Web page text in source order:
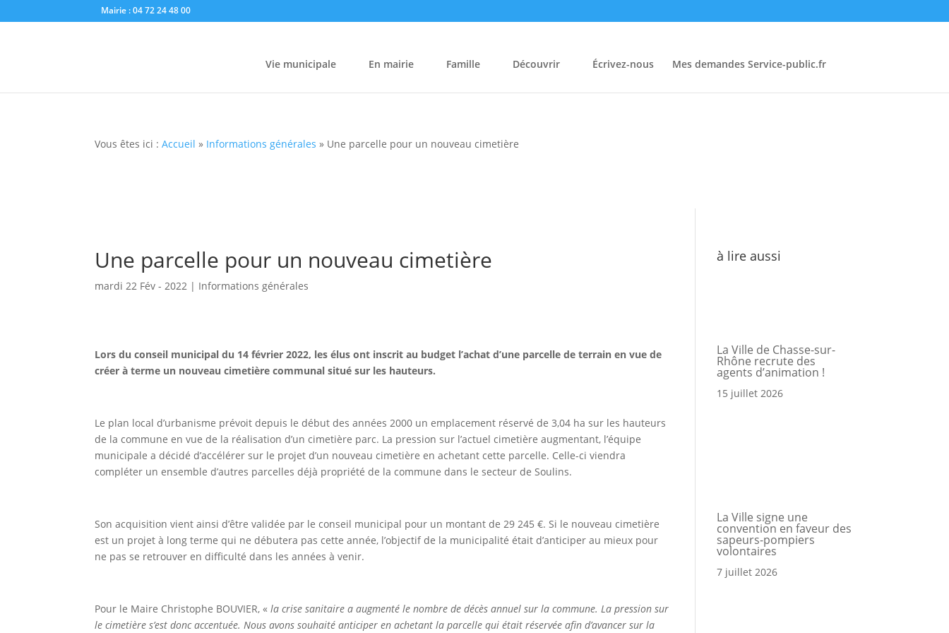
Mairie : 04 72 24 48 00
Vie municipale En mairie Famille Découvrir Écrivez-nous Mes demandes Service-public.fr
Vous êtes ici :Accueil » Informations générales » Une parcelle pour un nouveau cimetière
Une parcelle pour un nouveau cimetière
mardi 22 Fév - 2022 | Informations générales
Lors du conseil municipal du 14 février 2022, les élus ont inscrit au budget l’achat d’une parcelle de terrain en vue de
créer à terme un nouveau cimetière communal situé sur les hauteurs.
Le plan local d’urbanisme prévoit depuis le début des années 2000 un emplacement réservé de 3,04 ha sur les hauteurs
de la commune en vue de la réalisation d’un cimetière parc. La pression sur l’actuel cimetière augmentant, l’équipe
municipale a décidé d’accélérer sur le projet d’un nouveau cimetière en achetant cette parcelle. Celle-ci viendra
compléter un ensemble d’autres parcelles déjà propriété de la commune dans le secteur de Soulins.
Son acquisition vient ainsi d’être validée par le conseil municipal pour un montant de 29 245 €. Si le nouveau cimetière
est un projet à long terme qui ne débutera pas cette année, l’objectif de la municipalité était d’anticiper au mieux pour
ne pas se retrouver en difficulté dans les années à venir.
Pour le Maire Christophe BOUVIER, «la crise sanitaire a augmenté le nombre de décès annuel sur la commune. La pression sur
le cimetière s’est donc accentuée. Nous avons souhaité anticiper en achetant la parcelle qui était réservée afin d’avancer sur la
à lire aussi
La Ville de Chasse-sur-
Rhône recrute des
agents d’animation !
15 juillet 2026
La Ville signe une
convention en faveur des
sapeurs-pompiers
volontaires
7 juillet 2026